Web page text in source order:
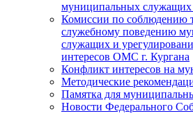
муниципальных служащих
Комиссии по соблюдению
служебному поведению
служащих и
интересов ОМС г. Кургана
Конфликт интересов на
Методические
Памятка для
Новости Федерального